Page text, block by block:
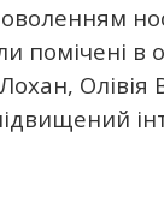
помічені